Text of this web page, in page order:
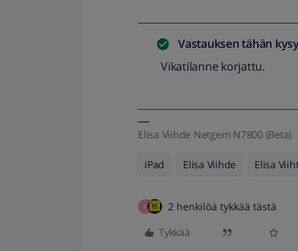
Vastauksen tähän
Vikatilanne korjattu.
Elisa Viihde Netgem N7800 (Beta)
iPad Elisa Viihde Elisa
P
2 henkilöä tykkää tästä
Tykkää